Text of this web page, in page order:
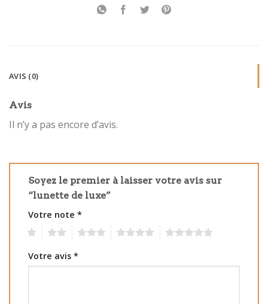
AVIS (0)
Avis
Il n’y a pas encore d’avis.
Soyez le premier à laisser votre avis sur
“lunette de luxe”
Votre note *
Votre avis *